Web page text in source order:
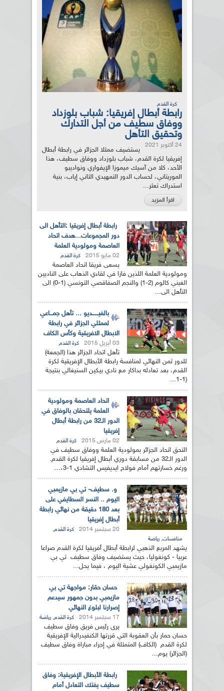
كرة القدم
رابطة أبطال إفريقيا: شباب بلوزداد
ووفاق سطيف من أجل التدارك
وتحقيق التأهل
24 أكتوبر 2021
يستضيف ممثلا الجزائر في رابطة أبطال
إفريقيا لكرة القدم، شباب بلوزداد ووفاق سطيف، هذا
الأحد، كلا من آسيك ميموزا الإيفواري ونواديبو
الموريتاني، لحساب الدور التمهيدي الثاني إياب، بنية
استدراك تعثر...
اقرأ المزيد
رابطة أبطال إفريقيا :التأهل الى
دور المجموعات...هدف اتحاد
العاصمة ومولودية العلمة
02 مايو 2015 كرة القدم
يسعى فريقا اتحاد العاصمة
ومولودية العلمة اللذين فازا في لقاءي الذهاب على الناديين
الغيني كالوم (2-1) والنجم الصفاقصي التونسي (1-0) الى
التأهل الى...
بالفيــــــديو ... تأهل جمـــاعي
لممثلي الجزائر في رابطة
الابطال الافريقية وكأس الكاف
03 أبريل 2015 كرة القدم
تأهل اتحاد الجزائر هذا (الجمعة)
للدور ثمن النهائي لمنافسة رابطة الأبطال الإفريقية لكرة
القدم، بعد تعادله بداكار مع نادي بيكين السنيغالي بنتيجة
(1-1...
اتحاد العاصمة ومولودية
العلمة يلتحقان بالوفاق في
الدور الـ32 من رابطة أبطال
إفريقيا
02 مارس 2015 كرة القدم
التحق اتحاد الجزائر بمولودية العلمة ووفاق سطيف في
الدور الـ32 من مسابقة دوري أبطال إفريقيا لكرة القدم.
ورغم خسارتهم أمام فولاح ايديفيس التشادي 1-3،...
و. سطيف- تي بي مازيمبي
اليوم .. النسر السطايفي على
بعد 180 دقيقة من نهائي رابطة
أبطال إفريقيا
20 سبتمبر 2014 كرة القدم,
منافسات, رياضة
يشهد المربع الذهبي لرابطة أبطال أفريقيا لكرة القدم صراعا
عربيا - كونغوليا، حيث يستضيف وفاق سطيف تي بي
مازيمبي الكونغولي عشية اليوم ، فيما يحل...
حسان حمَار: مواجهة تي بي
مازيمبي بدون جمهور سيدعم
إصرارنا لبلوغ النهائي
17 سبتمبر 2014 كرة القدم, رياضة
يرى رئيس فريق وفاق سطيف
حسان حمار بأن العقوبة التي قررتها الكنفيدرالية الإفريقية
لكرة القدم (الكاف) المتمثلة في إجراء مباراة وفاق سطيف
(الجزائر) يوم...
رابطة الأبطال الإفريقية: وفاق
سطيف يفتك التعادل أمام